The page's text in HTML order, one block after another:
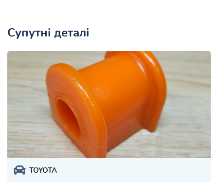
Супутні деталі
TOYOTA